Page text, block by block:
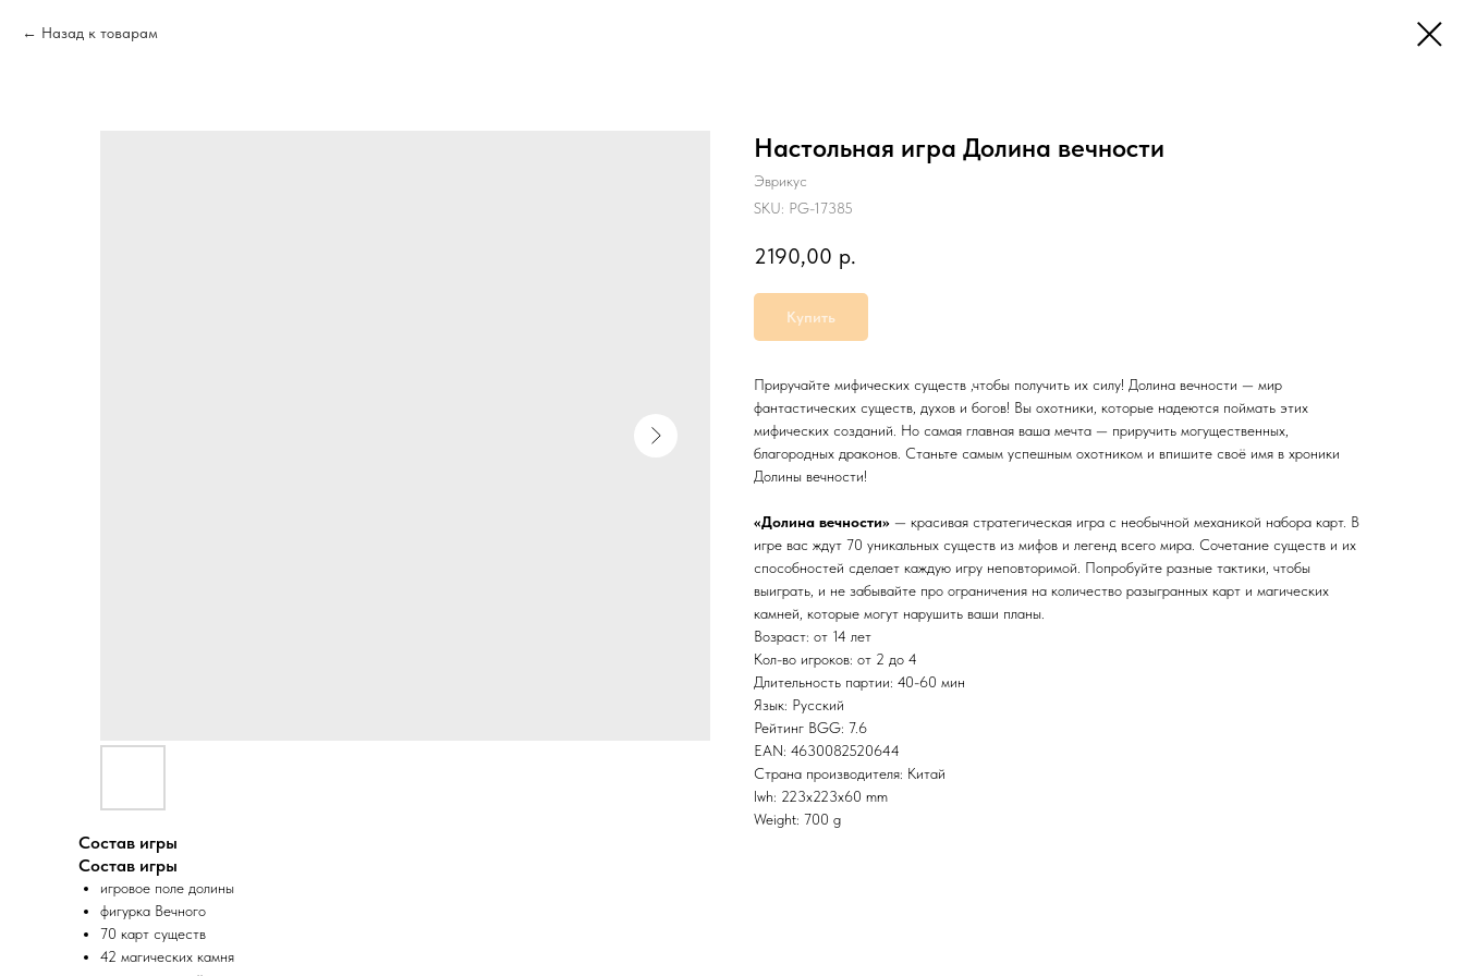
Назад к товарам
Настольная игра Долина вечности
Эврикус
SKU: PG-17385
2190,00 р.
Купить
Приручайте мифических существ ,чтобы получить их силу! Долина вечности — мир
фантастических существ, духов и богов! Вы охотники, которые надеются поймать этих
мифических созданий. Но самая главная ваша мечта — приручить могущественных,
благородных драконов. Станьте самым успешным охотником и впишите своё имя в хроники
Долины вечности!
«Долина вечности» — красивая стратегическая игра с необычной механикой набора карт. В
игре вас ждут 70 уникальных существ из мифов и легенд всего мира. Сочетание существ и их
способностей сделает каждую игру неповторимой. Попробуйте разные тактики, чтобы
выиграть, и не забывайте про ограничения на количество разыгранных карт и магических
камней, которые могут нарушить ваши планы.
Возраст: от 14 лет
Кол-во игроков: от 2 до 4
Длительность партии: 40-60 мин
Язык: Русский
Рейтинг BGG: 7.6
EAN: 4630082520644
Страна производителя: Китай
lwh: 223x223x60 mm
Weight: 700 g
Состав игры
Состав игры
игровое поле долины
фигурка Вечного
70 карт существ
42 магических камня